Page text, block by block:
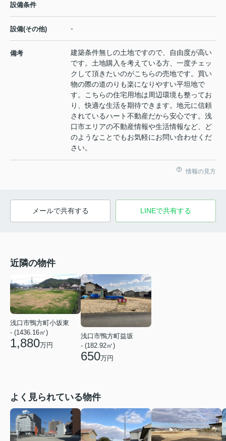
設備条件
設備(その他) -
備考
建築条件無しの土地ですので、自由度が高い
です。土地購入を考えている方、一度チェッ
クして頂きたいのがこちらの売地です。買い
物の際の道のりも楽になりやすい平坦地で
す。こちらの住宅用地は周辺環境も整ってお
り、快適な生活を期待できます。地元に信頼
されているハート不動産だから安心です。浅
口市エリアの不動産情報や生活情報など、ど
のようなことでもお気軽にお問い合わせくだ
さい。
情報の見方
メールで共有する LINEで共有する
近隣の物件
浅口市鴨方町小坂東
- (1436.16㎡)
1,880万円
浅口市鴨方町益坂
- (182.92㎡)
650万円
よく見られている物件